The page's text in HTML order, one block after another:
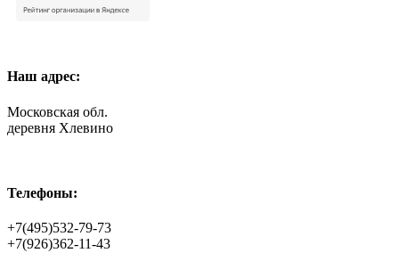
Наш адрес:
Московская обл.
деревня Хлевино
Телефоны:
+7(495)532-79-73
+7(926)362-11-43